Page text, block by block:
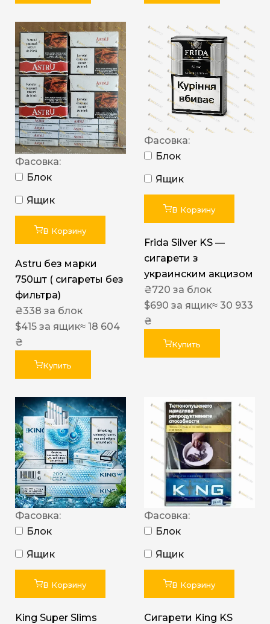
Фасовка:
Блок
Ящик
В Корзину
Astru без марки
750шт ( сигареты без
фильтра)
₴338 за блок
$415 за ящик≈ 18 604
₴
Купить
Фасовка:
Блок
Ящик
В Корзину
Frida Silver KS —
сигарети з
украинским акцизом
₴720 за блок
$690 за ящик≈ 30 933
₴
Купить
Фасовка:
Блок
Ящик
В Корзину
King Super Slims
Фасовка:
Блок
Ящик
В Корзину
Сигарети King KS